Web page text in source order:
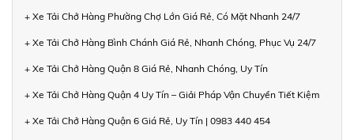
+ Xe Tải Chở Hàng Phường Chợ Lớn Giá Rẻ, Có Mặt Nhanh 24/7
+ Xe Tải Chở Hàng Bình Chánh Giá Rẻ, Nhanh Chóng, Phục Vụ 24/7
+ Xe Tải Chở Hàng Quận 8 Giá Rẻ, Nhanh Chóng, Uy Tín
+ Xe Tải Chở Hàng Quận 4 Uy Tín – Giải Pháp Vận Chuyển Tiết Kiệm
+ Xe Tải Chở Hàng Quận 6 Giá Rẻ, Uy Tín | 0983 440 454